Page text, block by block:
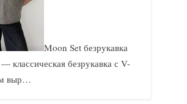
Moon Set безрукавка
классическая безрукавка с V-
выр…